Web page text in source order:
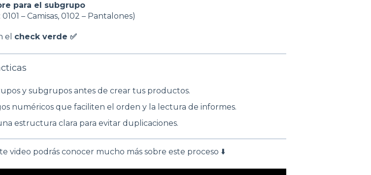
para el subgrupo
– Camisas, 0102 – Pantalones)
el check verde ✅
y subgrupos antes de crear tus productos.
numéricos que faciliten el orden y la lectura de informes.
estructura clara para evitar duplicaciones.
video podrás conocer mucho más sobre este proceso ⬇️